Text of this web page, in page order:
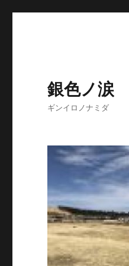
銀色ノ涙
ギンイロノナミダ